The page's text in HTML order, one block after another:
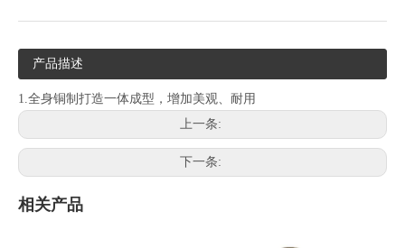
产品描述
1.全身铜制打造一体成型，增加美观、耐用
上一条:
下一条:
相关产品